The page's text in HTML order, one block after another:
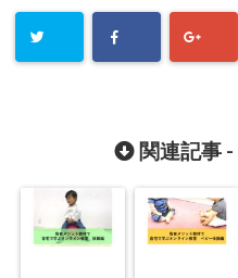
関連記事 -